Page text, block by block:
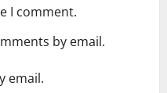
I comment.
by email.
email.